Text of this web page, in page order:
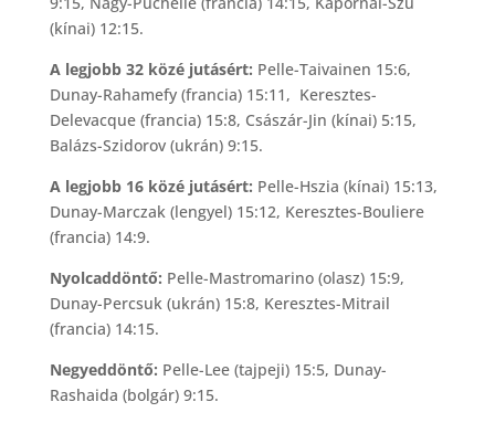
(kínai) 12:15.
A legjobb 32 közé jutásért: Pelle-Taivainen 15:6,
Dunay-Rahamefy (francia) 15:11, Keresztes-
Delevacque (francia) 15:8, Császár-Jin (kínai) 5:15,
Balázs-Szidorov (ukrán) 9:15.
A legjobb 16 közé jutásért: Pelle-Hszia (kínai) 15:13,
Dunay-Marczak (lengyel) 15:12, Keresztes-Bouliere
(francia) 14:9.
Nyolcaddöntő: Pelle-Mastromarino (olasz) 15:9,
Dunay-Percsuk (ukrán) 15:8, Keresztes-Mitrail
(francia) 14:15.
Negyeddöntő: Pelle-Lee (tajpeji) 15:5, Dunay-
Rashaida (bolgár) 9:15.